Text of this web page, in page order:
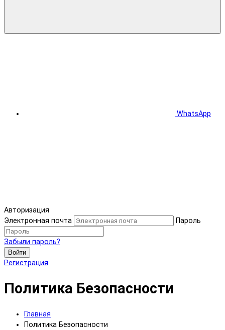
WhatsApp
Авторизация
Электронная почта
Пароль
Забыли пароль?
Войти
Регистрация
Политика Безопасности
Главная
Политика Безопасности